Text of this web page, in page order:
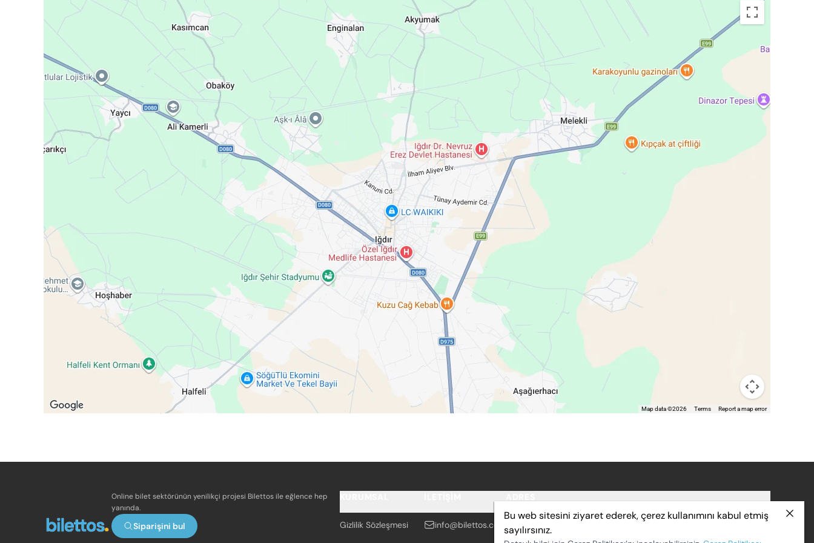
Map data ©2026 Terms Report a map error
Online bilet sektörünün yenilikçi projesi Bilettos ile eğlence hep
yanında.
Siparişini bul Gizlilik Sözleşmesi info@bilettos.com
Adalet Mah. Manas Blv. Folkart Towers No: 47 B / 2601 Bayraklı /
İZMİR
Bu web sitesini ziyaret ederek, çerez kullanımını kabul etmiş
sayılırsınız.